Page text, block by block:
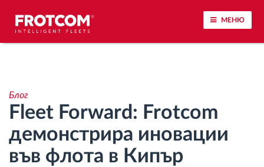
МЕНЮ
Анализ на стила на шофиране
Наблюдение на времената за шофиране
Блог
Fleet Forward: Frotcom
демонстрира иновации
във флота в Кипър